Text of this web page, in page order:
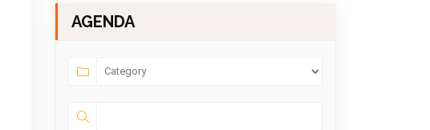
AGENDA